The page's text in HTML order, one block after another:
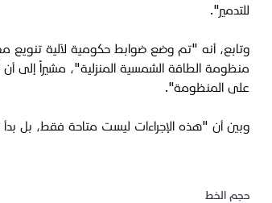
للتدمير".
وتابع، أنه "تم وضع ضوابط حكومية لآلية تنويع
منظومة الطاقة الشمسية المنزلية"، مشيراً إلى
على المنظومة".
وبين أن "هذه الإجراءات ليست متاحة فقط، بل
حجم الخط